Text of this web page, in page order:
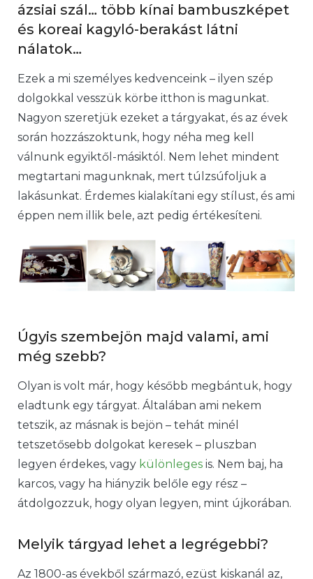
ázsiai szál… több kínai bambuszképet
és koreai kagyló-berakást látni
nálatok…
Ezek a mi személyes kedvenceink – ilyen szép
dolgokkal vesszük körbe itthon is magunkat.
Nagyon szeretjük ezeket a tárgyakat, és az évek
során hozzászoktunk, hogy néha meg kell
válnunk egyiktől-másiktól. Nem lehet mindent
megtartani magunknak, mert túlzsúfoljuk a
lakásunkat. Érdemes kialakítani egy stílust, és ami
éppen nem illik bele, azt pedig értékesíteni.
Úgyis szembejön majd valami, ami
még szebb?
Olyan is volt már, hogy később megbántuk, hogy
eladtunk egy tárgyat. Általában ami nekem
tetszik, az másnak is bejön – tehát minél
tetszetősebb dolgokat keresek – pluszban
legyen érdekes, vagy különleges is. Nem baj, ha
karcos, vagy ha hiányzik belőle egy rész –
átdolgozzuk, hogy olyan legyen, mint újkorában.
Melyik tárgyad lehet a legrégebbi?
Az 1800-as évekből származó, ezüst kiskanál az,